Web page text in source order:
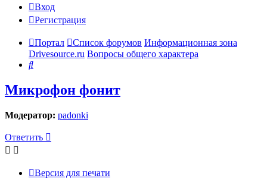
Вход
Регистрация
Портал Список форумов Информационная зона
Drivesource.ru Вопросы общего характера
Поиск
Микрофон фонит
Модератор: padonki
Ответить
Версия для печати